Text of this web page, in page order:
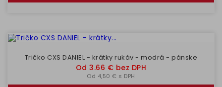
Tričko CXS DANIEL - krátky rukáv - modrá - pánske
Cena
Od 3.66 € bez DPH
Od 4,50 € s DPH